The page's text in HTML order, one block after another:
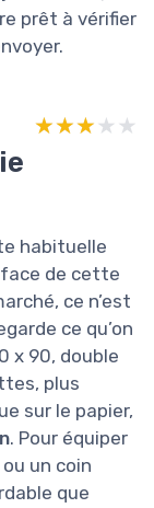
prêt à vérifier
★★★★★
★★★★★
habituelle
de cette
ce n’est
ce qu’on
x 90, double
plus
sur le papier,
. Pour équiper
un coin
que